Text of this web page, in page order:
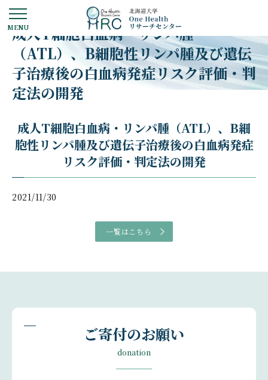
成人T細胞白血病・リンパ腫
（ATL）、B細胞性リンパ腫及び遺伝
子治療後の白血病発症リスク評価・判
定法の開発
成人T細胞白血病・リンパ腫（ATL）、B細
胞性リンパ腫及び遺伝子治療後の白血病発症
リスク評価・判定法の開発
2021/11/30
一覧はこちら
ご寄付のお願い
donation